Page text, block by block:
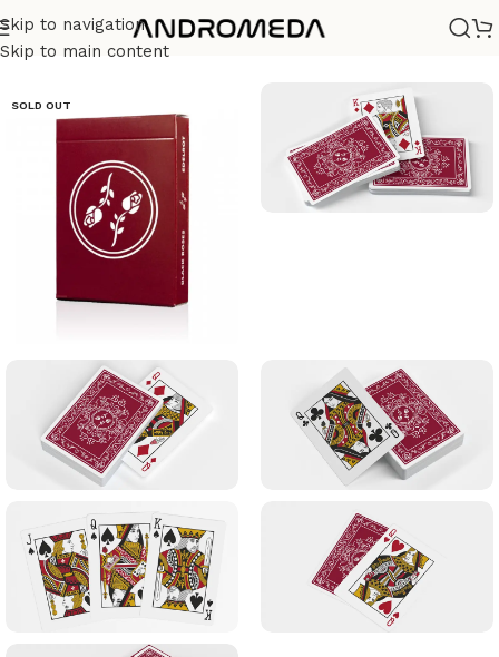
Skip to navigation
Skip to main content
Casa/ Barajas/Diseño
SOLD OUT